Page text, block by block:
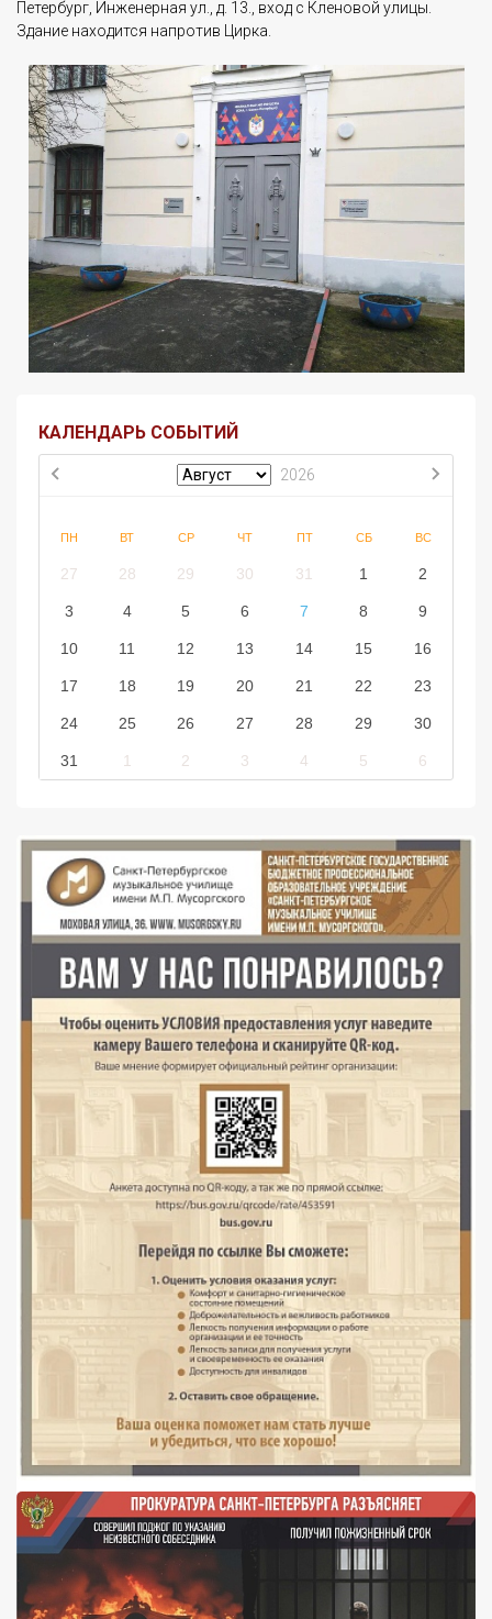
Петербург, Инженерная ул., д. 13., вход с Кленовой улицы.
Здание находится напротив Цирка.
КАЛЕНДАРЬ СОБЫТИЙ
2026
ПН ВТ СР ЧТ ПТ СБ ВС
27 28 29 30 31 1 2
3 4 5 6 7 8 9
10 11 12 13 14 15 16
17 18 19 20 21 22 23
24 25 26 27 28 29 30
31 1 2 3 4 5 6